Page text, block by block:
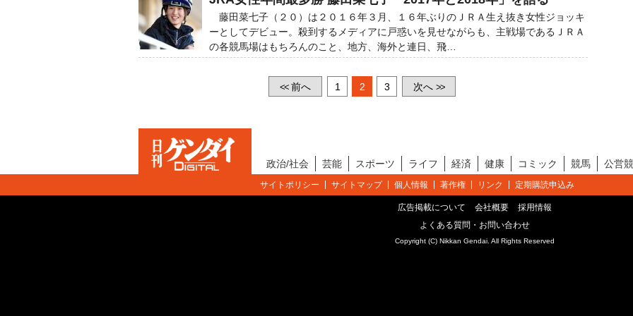
藤田菜七子（２０）は２０１６年３月、１６年ぶりのＪＲＡ生え抜き女性ジョッキ
ーとしてデビュー。殺到するメディアに戸惑いを見せながらも、主戦場であるＪＲＡ
の各競馬場はもちろんのこと、地方、海外と連日、飛…
<<前へ 1 2 3 次へ >>
政治/社会 芸能 スポーツ ライフ 経済 健康 コミック 競馬 公営
サイトポリシー サイトマップ 個人情報 著作権 リンク 定期購読申込み
広告掲載について 会社概要
採用情報
よくある質問・お問い合わせ
Copyright (C) Nikkan Gendai. All Rights Reserved